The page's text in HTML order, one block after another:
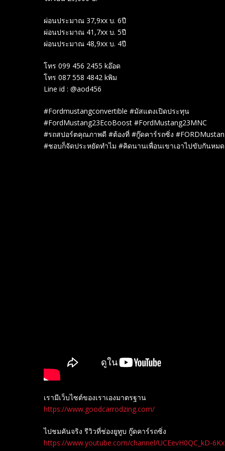
ผ่อนประมาณ 37,9xx บ. 6ปี
ผ่อนประมาณ 41,7xx บ. 5ปี
ผ่อนประมาณ 48,9xx บ. 4ปี
โทร 099 456 2455 kอ๊อด
โทร 087 558 4842 kพิม
Line id : @aod456
#Fordmustangconvertible #มัสแตงเปิดประทุน
#FordMustang23EcoBoost #FordMustang23MNC
#รถสปอร์ตคุณภาพดี #ต้องที่ #กู๊ดคาร์รถซิ่ง
#ชอบก็จัดประหยัดทำไม #คิดนานเพื่อนเขาเอาไปขับกันหม
เรามีเว็บไซต์ของเราเองมาตรฐาน
https://www.goodcarrodzing.com/
ไปชมคันจริง รีวิวที่ช่องยู​ทูบ​ กู๊ดคาร์รถซิ่ง
https://www.youtube.com/channel/UCEevH0QC_kD-